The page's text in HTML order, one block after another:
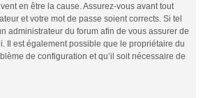
en être la cause. Assurez-vous avant tout
et votre mot de passe soient corrects. Si tel
administrateur du forum afin de vous assurer de
Il est également possible que le propriétaire du
de configuration et qu’il soit nécessaire de